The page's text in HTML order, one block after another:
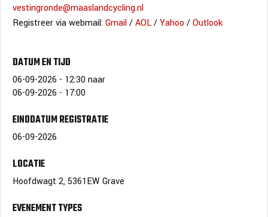
vestingronde@maaslandcycling.nl
Registreer via webmail:Gmail/AOL/Yahoo /Outlook
DATUM EN TIJD
06-09-2026 - 12:30 naar
06-09-2026 - 17:00
EINDDATUM REGISTRATIE
06-09-2026
LOCATIE
Hoofdwagt 2, 5361EW Grave
EVENEMENT TYPES